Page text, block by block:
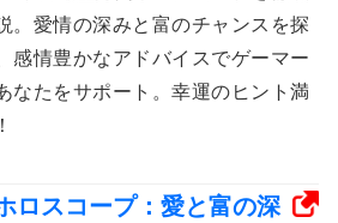
。愛情の深みと富のチャンスを探
感情豊かなアドバイスでゲーマー
なたをサポート。幸運のヒント満
ロスコープ：愛と富の深